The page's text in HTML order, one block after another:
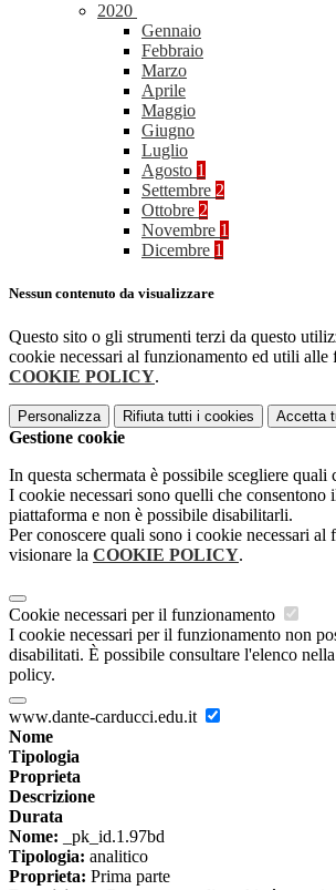
2020
Gennaio
Febbraio
Marzo
Aprile
Maggio
Giugno
Luglio
Agosto 1
Settembre 2
Ottobre 2
Novembre 1
Dicembre 1
Nessun contenuto da visualizzare
Questo sito o gli strumenti terzi da questo
cookie necessari al funzionamento ed utili
COOKIE POLICY.
Personalizza Rifiuta tutti i cookies Accetta
Gestione cookie
In questa schermata è possibile scegliere quali
I cookie necessari sono quelli che consentono
piattaforma e non è possibile disabilitarli.
Per conoscere quali sono i cookie necessari al
visionare la COOKIE POLICY.
Cookie necessari per il funzionamento
I cookie necessari per il funzionamento non
disabilitati. È possibile consultare l'elenco
policy.
www.dante-carducci.edu.it
Nome
Tipologia
Proprieta
Descrizione
Durata
Nome: _pk_id.1.97bd
Tipologia: analitico
Proprieta: Prima parte